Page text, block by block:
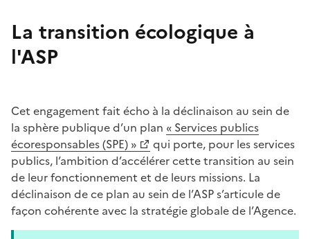
La transition écologique à
l'ASP
Cet engagement fait écho à la déclinaison au sein de
la sphère publique d’un plan « Services publics
écoresponsables (SPE) »
qui porte, pour les services
publics, l’ambition d’accélérer cette transition au sein
de leur fonctionnement et de leurs missions. La
déclinaison de ce plan au sein de l’ASP s’articule de
façon cohérente avec la stratégie globale de l’Agence.